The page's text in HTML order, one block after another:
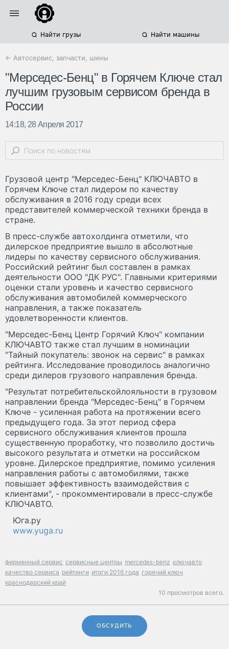
Найти грузы Найти машины
← Автосервис, запчасти, шины
"Мерседес-Бенц" в Горячем Ключе стал
лучшим грузовым сервисом бренда в
России
14:18, 28 Апреля 2017
Грузовой центр "Мерседес-Бенц" КЛЮЧАВТО в
Горячем Ключе стал лидером по качеству
обслуживания в 2016 году среди всех
представителей коммерческой техники бренда в
стране.
В пресс-службе автохолдинга отметили, что
дилерское предприятие вышло в абсолютные
лидеры по качеству сервисного обслуживания.
Российский рейтинг был составлен в рамках
деятельности ООО "ДК РУС". Главными критериями
оценки стали уровень и качество сервисного
обслуживания автомобилей коммерческого
направления, а также показатель
удовлетворенности клиентов.
"Мерседес-Бенц Центр Горячий Ключ" компании
КЛЮЧАВТО также стал лучшим в номинации
"Тайный покупатель: звонок на сервис" в рамках
рейтинга. Исследование проводилось аналогично
среди дилеров грузового направления бренда.
"Результат потребительскойлояльности в грузовом
направлении бренда "Мерседес-Бенц" в Горячем
Ключе - усиленная работа на протяжении всего
предыдущего года. За этот период сфера
сервисного обслуживания клиентов прошла
существенную проработку, что позволило достичь
высокого результата и отметки на российском
уровне. Дилерское предприятие, помимо усиления
направления работы с автомобилями, также
повышает эффективность взаимодействия с
клиентами", - прокомментировали в пресс-службе
КЛЮЧАВТО.
Юга.ру
www.yuga.ru
фирменный сервис сервисные центры mercedes-benz ключавто
качество сервиса рейтинги итоги 2016 года горячий ключ
краснодарский край
10 просмотров всего.
ОБСУДИТЬ